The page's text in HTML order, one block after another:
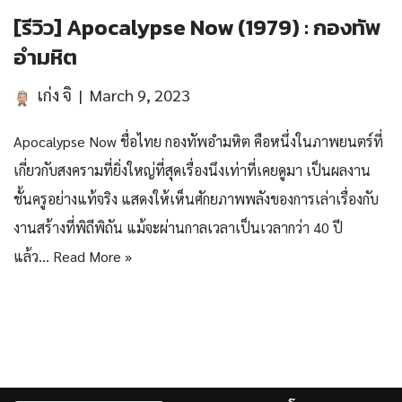
[รีวิว] Apocalypse Now (1979) : กองทัพ
อำมหิต
เก่ง จิ March 9, 2023
Apocalypse Now ชื่อไทย กองทัพอำมหิต คือหนึ่งในภาพยนตร์ที่
เกี่ยวกับสงครามที่ยิ่งใหญ่ที่สุดเรื่องนึงเท่าที่เคยดูมา เป็นผลงาน
ชั้นครูอย่างแท้จริง แสดงให้เห็นศักยภาพพลังของการเล่าเรื่องกับ
งานสร้างที่พิถีพิถัน แม้จะผ่านกาลเวลาเป็นเวลากว่า 40 ปี
แล้ว… Read More »